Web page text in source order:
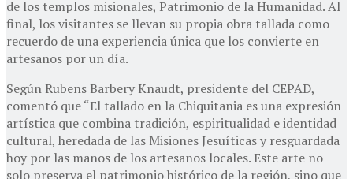
de los templos misionales, Patrimonio de la Humanidad. Al
final, los visitantes se llevan su propia obra tallada como
recuerdo de una experiencia única que los convierte en
artesanos por un día.
Según Rubens Barbery Knaudt, presidente del CEPAD,
comentó que “El tallado en la Chiquitania es una expresión
artística que combina tradición, espiritualidad e identidad
cultural, heredada de las Misiones Jesuíticas y resguardada
hoy por las manos de los artesanos locales. Este arte no
solo preserva el patrimonio histórico de la región, sino que